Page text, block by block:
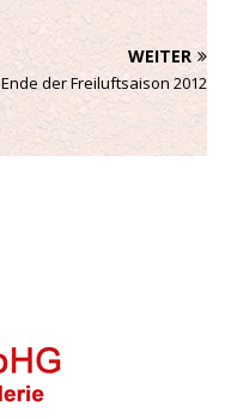
WEITER
Ende der Freiluftsaison 2012